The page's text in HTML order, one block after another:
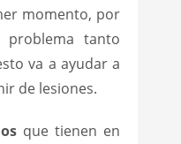
momento, por
tanto
va a ayudar a
de lesiones.
que tienen en